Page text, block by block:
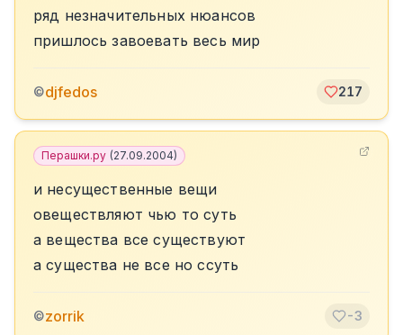
ряд незначительных нюансов
пришлось завоевать весь мир
©djfedos 217
Перашки.ру (27.09.2004)
и несущественные вещи
овеществляют чью то суть
а вещества все существуют
а существа не все но ссуть
©zorrik -3